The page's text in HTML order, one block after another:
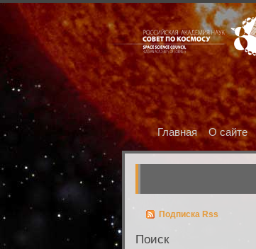
Главная О сайте
Подписка Rss
Поиск